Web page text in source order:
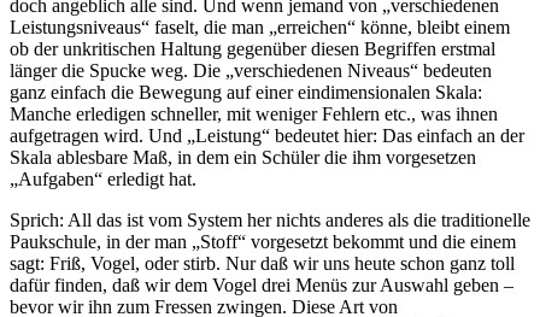
doch angeblich alle sind. Und wenn jemand von „verschiedenen
Leistungsniveaus“ faselt, die man „erreichen“ könne, bleibt einem
ob der un­kritischen Haltung gegenüber diesen Begriffen erstmal
länger die Spucke weg. Die „verschiedenen Niveaus“ bedeuten
ganz einfach die Bewegung auf einer eindimensionalen Skala:
Manche erledigen schneller, mit weniger Fehlern etc., was ihnen
aufgetragen wird. Und „Leistung“ bedeutet hier: Das einfach an der
Skala ablesbare Maß, in dem ein Schüler die ihm vorgesetzen
„Aufgaben“ erledigt hat.
Sprich: All das ist vom System her nichts anderes als die traditionelle
Paukschule, in der man „Stoff“ vor­gesetzt bekommt und die einem
sagt: Friß, Vogel, oder stirb. Nur daß wir uns heute schon ganz toll
dafür finden, daß wir dem Vogel drei Menüs zur Auswahl geben –
bevor wir ihn zum Fressen zwingen. Diese Art von